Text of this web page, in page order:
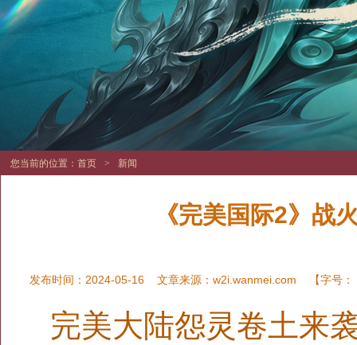
您当前的位置： 首页 > 新闻
《完美国际2》战
发布时间：2024-05-16 文章来源： w2i.wanmei.com 【字号：
完美大陆怨灵卷土来